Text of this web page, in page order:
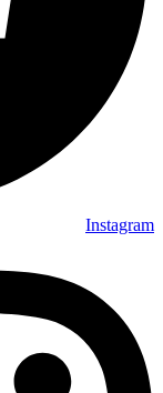
Instagram